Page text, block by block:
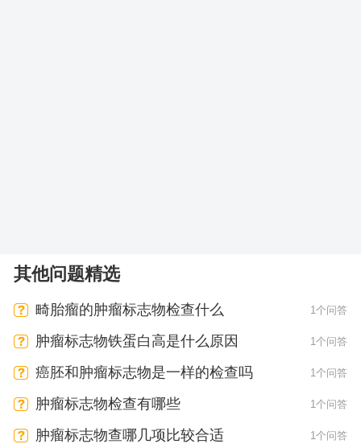
其他问题精选
畸胎瘤的肿瘤标志物检查什么 1个问答
肿瘤标志物铁蛋白高是什么原因 1个问答
癌胚和肿瘤标志物是一样的检查吗 1个问答
肿瘤标志物检查有哪些 1个问答
肿瘤标志物查哪几项比较合适 1个问答